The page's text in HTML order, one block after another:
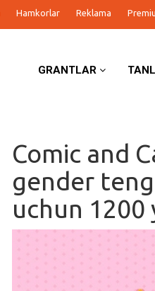
Hamkorlar Reklama
GRANTLAR
Comic and
gender
uchun